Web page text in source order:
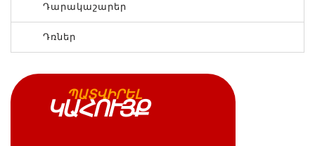
Դարակաշարեր
Դռներ
ՊԱՏՎԻՐԵԼ
ԿԱՀՈՒՅՔ